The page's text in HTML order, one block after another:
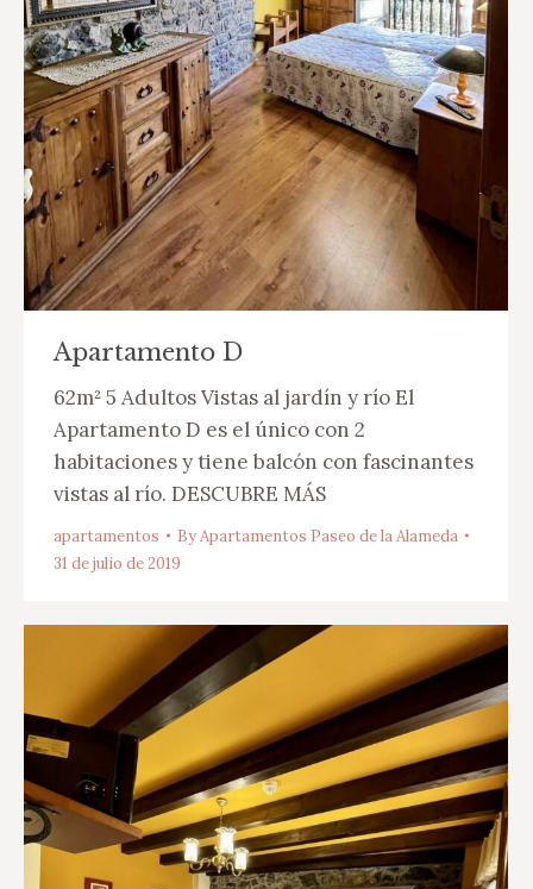
Apartamento D
62m² 5 Adultos Vistas al jardín y río El
Apartamento D es el único con 2
habitaciones y tiene balcón con fascinantes
vistas al río. DESCUBRE MÁS
apartamentos ByApartamentos Paseo de la Alameda
31 de julio de 2019